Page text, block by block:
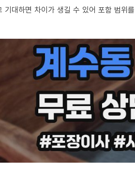
기대하면 차이가 생길 수 있어 포함 범위